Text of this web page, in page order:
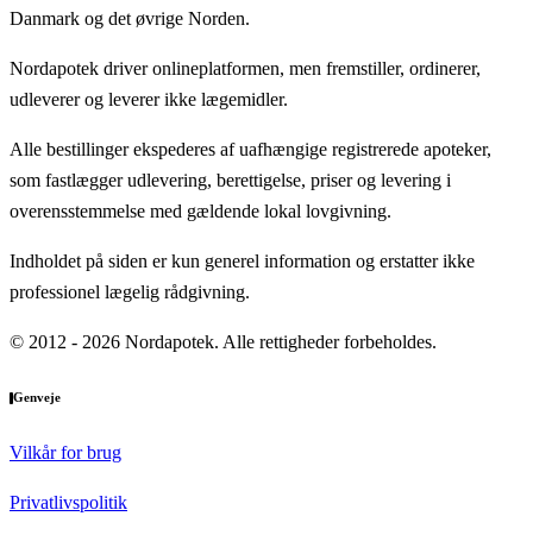
Danmark og det øvrige Norden.
Nordapotek driver onlineplatformen, men fremstiller, ordinerer,
udleverer og leverer ikke lægemidler.
Alle bestillinger ekspederes af uafhængige registrerede apoteker,
som fastlægger udlevering, berettigelse, priser og levering i
overensstemmelse med gældende lokal lovgivning.
Indholdet på siden er kun generel information og erstatter ikke
professionel lægelig rådgivning.
© 2012 - 2026 Nordapotek. Alle rettigheder forbeholdes.
Genveje
Vilkår for brug
Privatlivspolitik